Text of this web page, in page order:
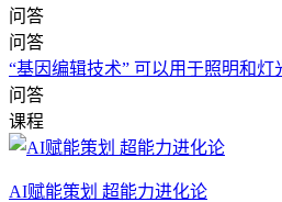
问答
问答
“基因编辑技术” 可以用于照明和灯
问答
课程
AI赋能策划 超能力进化论